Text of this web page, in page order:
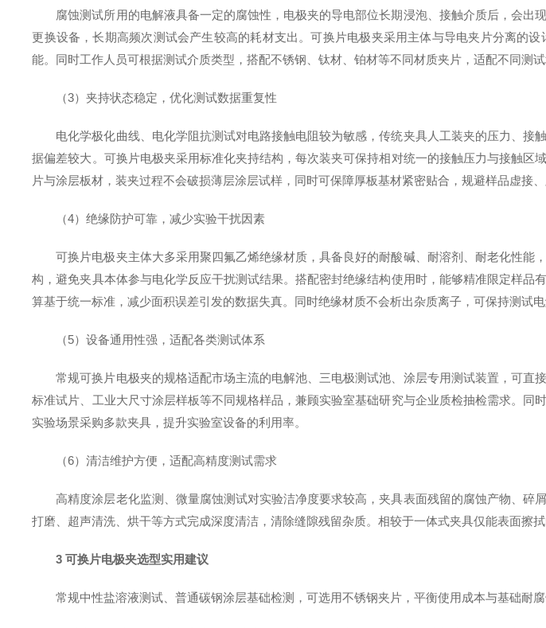
腐蚀测试所用的电解液具备一定的腐蚀性，电极夹的导电部位长期浸泡、接触介质后，会
更换设备，长期高频次测试会产生较高的耗材支出。可换片电极夹采用主体与导电夹片分离的
能。同时工作人员可根据测试介质类型，搭配不锈钢、钛材、铂材等不同材质夹片，适配不同测
（3）夹持状态稳定，优化测试数据重复性
电化学极化曲线、电化学阻抗测试对电路接触电阻较为敏感，传统夹具人工装夹的压力、
据偏差较大。可换片电极夹采用标准化夹持结构，每次装夹可保持相对统一的接触压力与接触
片与涂层板材，装夹过程不会破损薄层涂层试样，同时可保障厚板基材紧密贴合，规避样品虚接
（4）绝缘防护可靠，减少实验干扰因素
可换片电极夹主体大多采用聚四氟乙烯绝缘材质，具备良好的耐酸碱、耐溶剂、耐老化性
构，避免夹具本体参与电化学反应干扰测试结果。搭配密封绝缘结构使用时，能够精准限定样
算基于统一标准，减少面积误差引发的数据失真。同时绝缘材质不会析出杂质离子，可保持测试
（5）设备通用性强，适配各类测试体系
常规可换片电极夹的规格适配市场主流的电解池、三电极测试池、涂层专用测试装置，可
标准试片、工业大尺寸涂层样板等不同规格样品，兼顾实验室基础研究与企业质检抽检需求。
实验场景采购多款夹具，提升实验室设备的利用率。
（6）清洁维护方便，适配高精度测试需求
高精度涂层老化监测、微量腐蚀测试对实验洁净度要求较高，夹具表面残留的腐蚀产物、
打磨、超声清洗、烘干等方式完成深度清洁，清除缝隙残留杂质。相较于一体式夹具仅能表面擦
3 可换片电极夹选型实用建议
常规中性盐溶液测试、普通碳钢涂层基础检测，可选用不锈钢夹片，平衡使用成本与基础耐腐